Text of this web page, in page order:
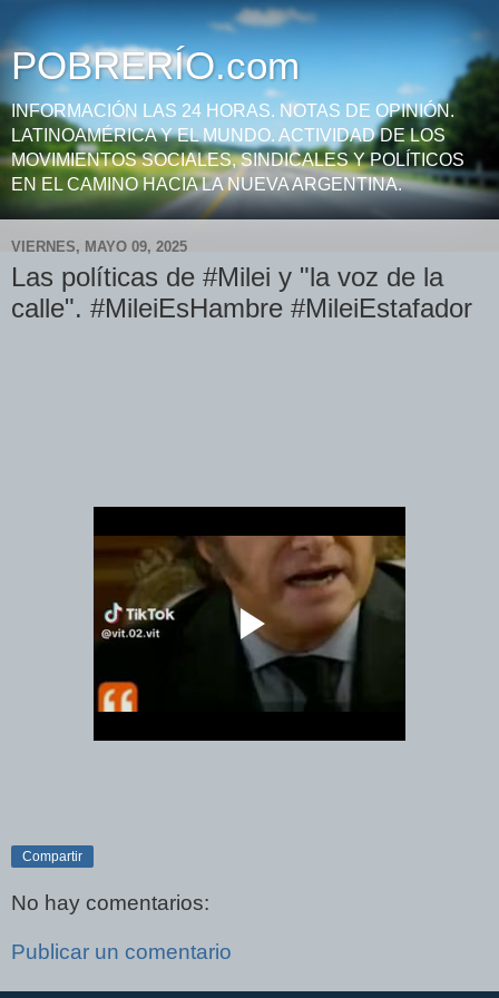
POBRERÍO.com
INFORMACIÓN LAS 24 HORAS. NOTAS DE OPINIÓN.
LATINOAMÉRICA Y EL MUNDO. ACTIVIDAD DE LOS
MOVIMIENTOS SOCIALES, SINDICALES Y POLÍTICOS
EN EL CAMINO HACIA LA NUEVA ARGENTINA.
VIERNES, MAYO 09, 2025
Las políticas de #Milei y "la voz de la
calle". #MileiEsHambre #MileiEstafador
Compartir
No hay comentarios:
Publicar un comentario